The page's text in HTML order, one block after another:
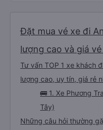
Đặt mua vé xe đi
lượng cao và giá
Tư vấn TOP 1 xe khách
lượng cao, uy tín, giá rẻ
🚌 1. Xe Phương
Tây)
Những câu hỏi thường